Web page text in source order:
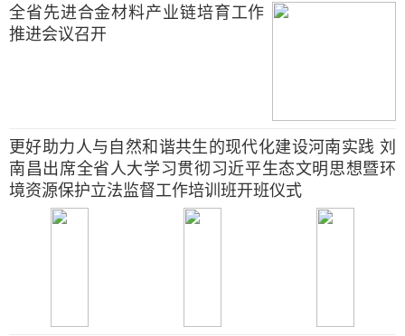
全省先进合金材料产业链培育工作
推进会议召开
更好助力人与自然和谐共生的现代化建设河南实践 刘
南昌出席全省人大学习贯彻习近平生态文明思想暨环
境资源保护立法监督工作培训班开班仪式